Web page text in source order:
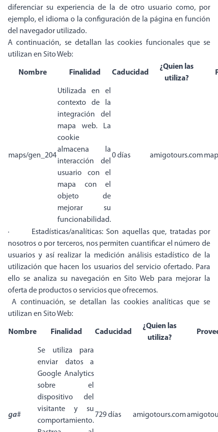
diferenciar su experiencia de la de otro usuario como, por
ejemplo, el idioma o la configuración de la página en función
del navegador utilizado.
A continuación, se detallan las cookies funcionales que se
utilizan en Sito Web:
Nombre Finalidad Caducidad
¿Quien las
utiliza?
maps/gen_204
Utilizada en el
contexto de la
integración del
mapa web. La
cookie
almacena la
interacción del
usuario con el
mapa con el
objeto de
mejorar su
funcionabilidad.
0 días amigotours.com
· Estadísticas/analíticas: Son aquellas que, tratadas por
nosotros o por terceros, nos permiten cuantificar el número de
usuarios y así realizar la medición análisis estadístico de la
utilización que hacen los usuarios del servicio ofertado. Para
ello se analiza su navegación en Sito Web para mejorar la
oferta de productos o servicios que ofrecemos.
A continuación, se detallan las cookies analíticas que se
utilizan en Sito Web:
Nombre Finalidad Caducidad
¿Quien las
utiliza?
ga#
Se utiliza para
enviar datos a
Google Analytics
sobre el
dispositivo del
visitante y su
comportamiento.
729 días amigotours.com